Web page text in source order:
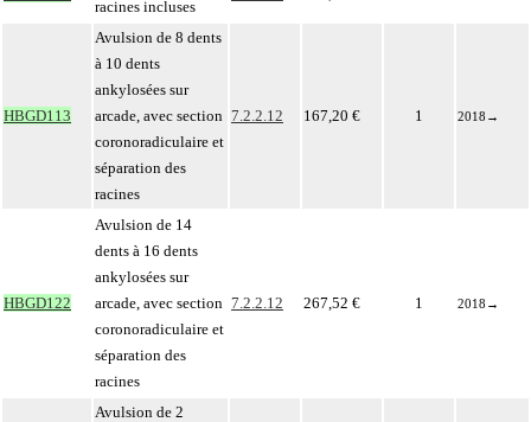
racines incluses
HBGD113
Avulsion de 8 dents
à 10 dents
ankylosées sur
arcade, avec section
coronoradiculaire et
séparation des
racines
7.2.2.12 167,20 € 1 2018 →
HBGD122
Avulsion de 14
dents à 16 dents
ankylosées sur
arcade, avec section
coronoradiculaire et
séparation des
racines
7.2.2.12 267,52 € 1 2018 →
Avulsion de 2